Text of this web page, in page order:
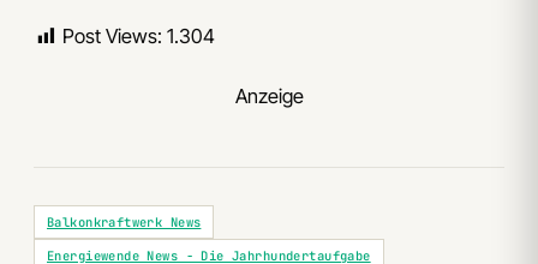
Post Views: 1.304
Anzeige
Balkonkraftwerk News
Energiewende News - Die Jahrhundertaufgabe